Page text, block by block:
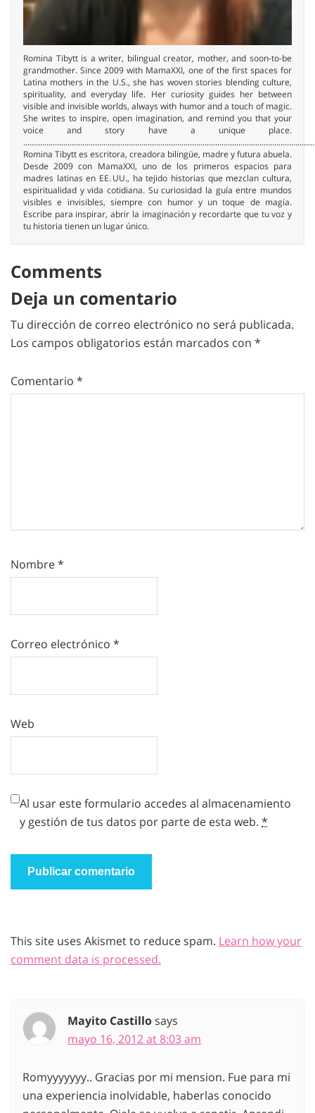
Romina Tibytt is a writer, bilingual creator, mother, and soon-to-be
grandmother. Since 2009 with MamaXXI, one of the first spaces for
Latina mothers in the U.S., she has woven stories blending culture,
spirituality, and everyday life. Her curiosity guides her between
visible and invisible worlds, always with humor and a touch of magic.
She writes to inspire, open imagination, and remind you that your
voice and story have a unique place.
Romina Tibytt es escritora, creadora bilingüe, madre y futura abuela.
Desde 2009 con MamaXXI, uno de los primeros espacios para
madres latinas en EE. UU., ha tejido historias que mezclan cultura,
espiritualidad y vida cotidiana. Su curiosidad la guía entre mundos
visibles e invisibles, siempre con humor y un toque de magia.
Escribe para inspirar, abrir la imaginación y recordarte que tu voz y
tu historia tienen un lugar único.
Comments
Deja un comentario
Tu dirección de correo electrónico no será publicada.
Los campos obligatorios están marcados con *
Comentario *
Nombre*
Correo electrónico *
Web
Al usar este formulario accedes al almacenamiento
y gestión de tus datos por parte de esta web. *
This site uses Akismet to reduce spam. Learn how your
comment data is processed.
Mayito Castillosays
mayo 16, 2012 at 8:03 am
Romyyyyyyy.. Gracias por mi mension. Fue para mi
una experiencia inolvidable, haberlas conocido